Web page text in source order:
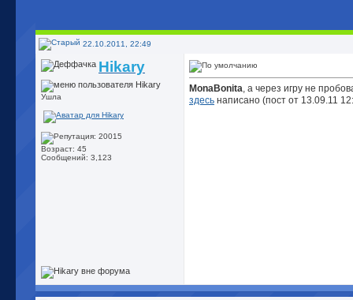
22.10.2011, 22:49
Hikary
Ушла
Возраст: 45
Сообщений: 3,123
MonaBonita, а через игру не
здесь написано (пост от 13.09.11